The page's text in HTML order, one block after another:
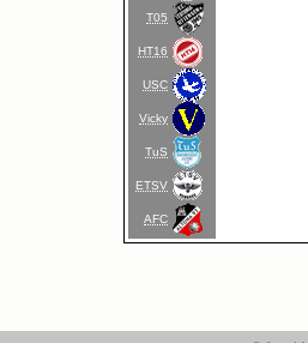
T05
HT16
USC
Vicky
TuS
ETSV
AFC